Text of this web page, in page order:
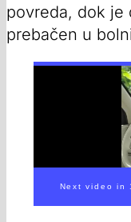
povreda, dok je
prebačen u
00:00/